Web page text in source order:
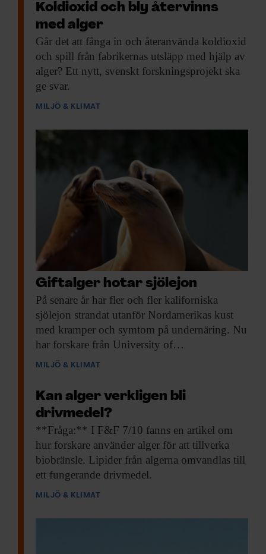
Koldioxid och bly återvinns
med alger
Går det att fånga in och återanvända koldioxid
och spill från fabrikernas utsläpp med hjälp av
alger? Ett nytt, svenskt forskningsprojekt ska
ge svar.
MILJÖ & KLIMAT
Giftalger hotar sjölejon
På senare år har fler och fler kaliforniska
sjölejon strandat utanför Nordamerikas kust
med kramper och symtom på undernäring. Nu
har forskare från University of…
MILJÖ & KLIMAT
Kan alger verkligen bli
drivmedel?
**Fråga:** I F&F 7/10 fanns en artikel om
hur forskare använder alger för att tillverka
biobränsle. Lipider från algerna omvandlas till
ett fungerande drivmedel.
MILJÖ & KLIMAT